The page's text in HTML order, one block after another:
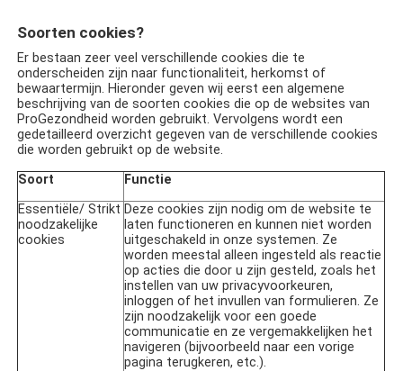
Soorten cookies?
Er bestaan zeer veel verschillende cookies die te
onderscheiden zijn naar functionaliteit, herkomst of
bewaartermijn. Hieronder geven wij eerst een algemene
beschrijving van de soorten cookies die op de websites van
ProGezondheid worden gebruikt. Vervolgens wordt een
gedetailleerd overzicht gegeven van de verschillende cookies
die worden gebruikt op de website.
Soort
Functie
Essentiële/ Strikt
noodzakelijke
cookies
Deze cookies zijn nodig om de website te
laten functioneren en kunnen niet worden
uitgeschakeld in onze systemen. Ze
worden meestal alleen ingesteld als reactie
op acties die door u zijn gesteld, zoals het
instellen van uw privacyvoorkeuren,
inloggen of het invullen van formulieren. Ze
zijn noodzakelijk voor een goede
communicatie en ze vergemakkelijken het
navigeren (bijvoorbeeld naar een vorige
pagina terugkeren, etc.).